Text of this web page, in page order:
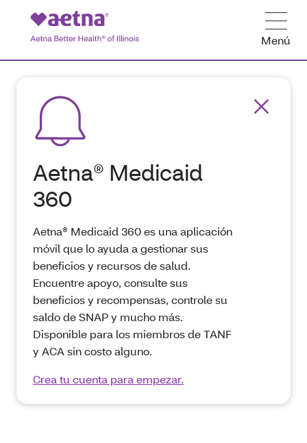
Menú
Aetna® Medicaid
360
Aetna® Medicaid 360 es una aplicación
móvil que lo ayuda a gestionar sus
beneficios y recursos de salud.
Encuentre apoyo, consulte sus
beneficios y recompensas, controle su
saldo de SNAP y mucho más.
Disponible para los miembros de TANF
y ACA sin costo alguno.
Crea tu cuenta para empezar.